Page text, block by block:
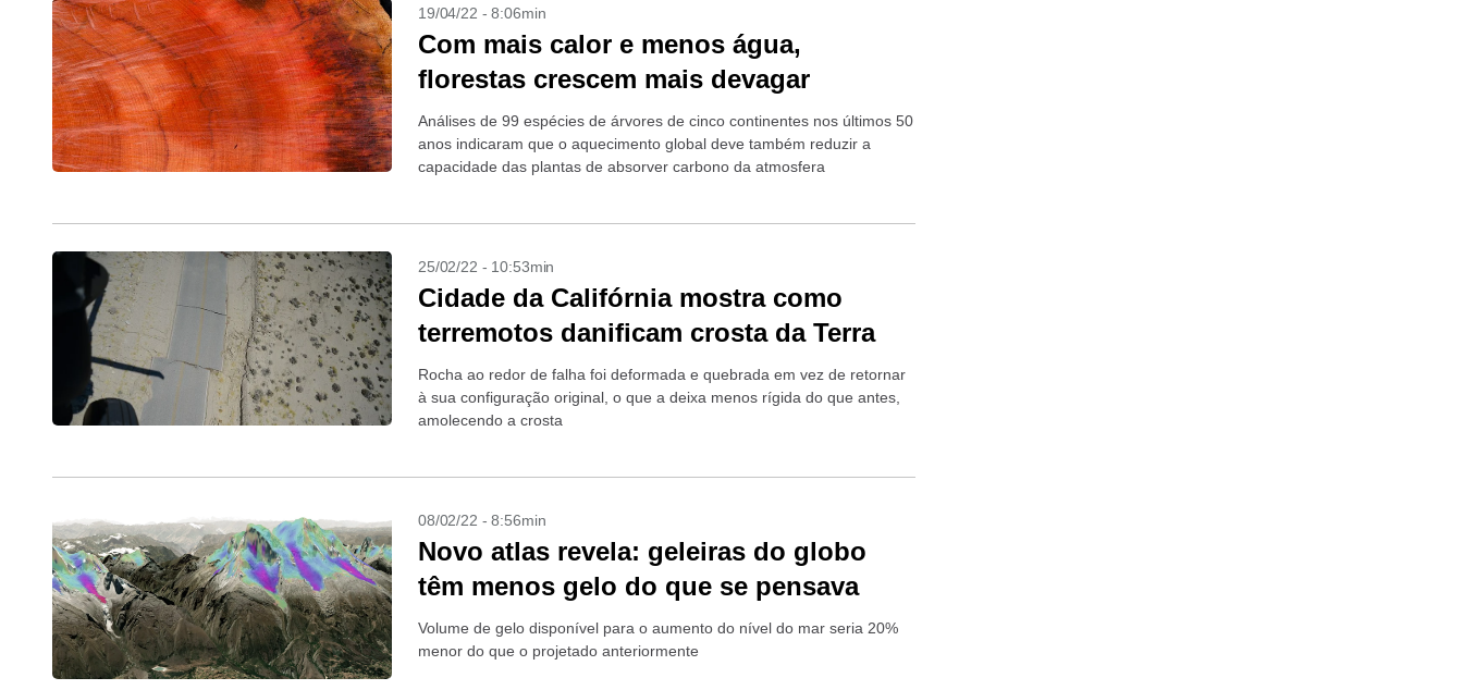
19/04/22 - 8:06min
Com mais calor e menos água,
florestas crescem mais devagar
Análises de 99 espécies de árvores de cinco continentes nos últimos 50
anos indicaram que o aquecimento global deve também reduzir a
capacidade das plantas de absorver carbono da atmosfera
25/02/22 - 10:53min
Cidade da Califórnia mostra como
terremotos danificam crosta da Terra
Rocha ao redor de falha foi deformada e quebrada em vez de retornar
à sua configuração original, o que a deixa menos rígida do que antes,
amolecendo a crosta
08/02/22 - 8:56min
Novo atlas revela: geleiras do globo
têm menos gelo do que se pensava
Volume de gelo disponível para o aumento do nível do mar seria 20%
menor do que o projetado anteriormente